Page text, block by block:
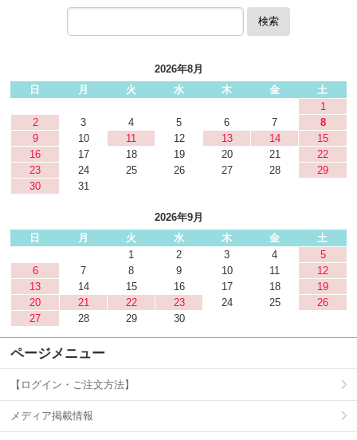
検索
2026年8月
日
月 火 水 木 金
土
1
2
3 4 5 6 7
8
9
10 11 12 13 14
15
16
17 18 19 20 21
22
23
24 25 26 27 28
29
30
31
2026年9月
日
月 火 水 木 金
土
1
2 3 4
5
6
7 8 9 10 11
12
13
14 15 16 17 18
19
20
21 22 23 24 25
26
27
28 29 30
ページメニュー
【ログイン・ご注文方法】
メディア掲載情報